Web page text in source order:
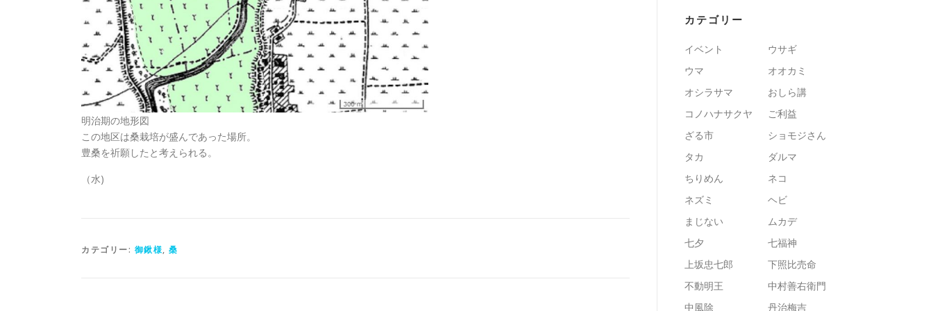
明治期の地形図
この地区は桑栽培が盛んであった場所。
豊桑を祈願したと考えられる。
（水)
カテゴリー: 御鍬様, 桑
カテゴリー
イベント
ウサギ
ウマ
オオカミ
オシラサマ
おしら講
コノハナサクヤ
ご利益
ざる市
ショモジさん
タカ
ダルマ
ちりめん
ネコ
ネズミ
ヘビ
まじない
ムカデ
七夕
七福神
上坂忠七郎
下照比売命
不動明王
中村善右衛門
中風除
丹治梅吉